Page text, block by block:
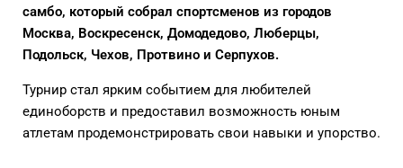
самбо, который собрал спортсменов из городов
Москва, Воскресенск, Домодедово, Люберцы,
Подольск, Чехов, Протвино и Серпухов.
Турнир стал ярким событием для любителей
единоборств и предоставил возможность юным
атлетам продемонстрировать свои навыки и упорство.